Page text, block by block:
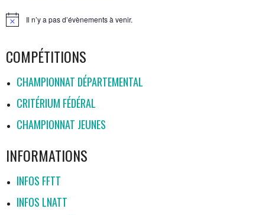
Notice Il n’y a pas d’évènements à venir.
COMPÉTITIONS
CHAMPIONNAT DÉPARTEMENTAL
CRITÉRIUM FÉDÉRAL
CHAMPIONNAT JEUNES
INFORMATIONS
INFOS FFTT
INFOS LNATT